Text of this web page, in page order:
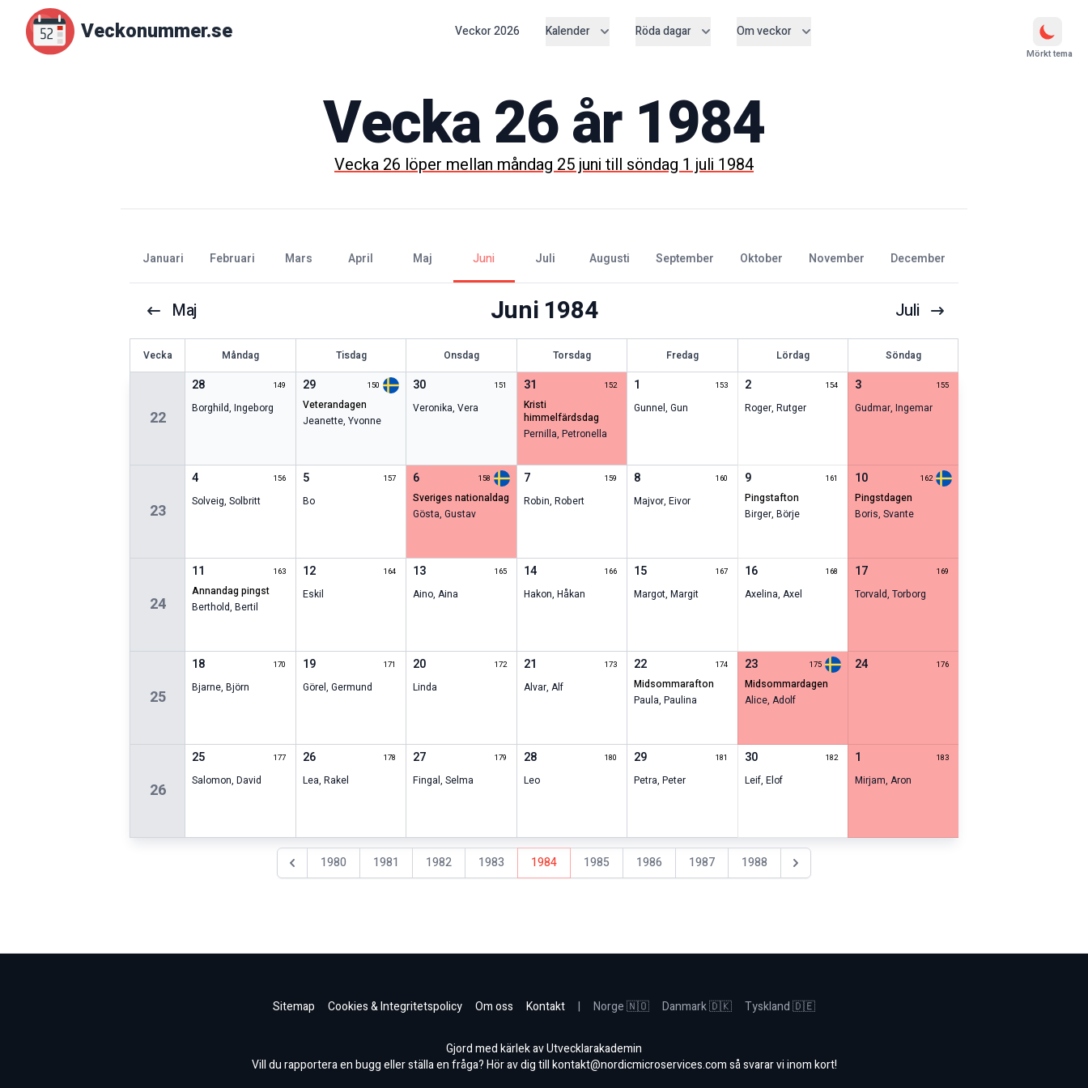
Veckonummer.se Veckor2026 Kalender Röda dagar Om veckor
Mörkt tema
Vecka26år 1984
Vecka26löper mellanmåndag 25 junitillsöndag 1 juli 1984
januari februari mars april maj juni juli augusti september oktober november december
Maj Juni 1984 Juli
Vecka Måndag Tisdag Onsdag Torsdag Fredag Lördag Söndag
22
28 149
Borghild,Ingeborg
29 150
veterandagen
Jeanette, Yvonne
30 151
Veronika,Vera
31 152
kristi
himmelfärdsdag
Pernilla, Petronella
1 153
Gunnel,Gun
2 154
Roger, Rutger
3 155
Gudmar,Ingemar
23
4 156
Solveig,Solbritt
5 157
Bo
6 158
sveriges nationaldag
Gösta,Gustav
7 159
Robin, Robert
8 160
Majvor,Eivor
9 161
pingstafton
Birger, Börje
10 162
pingstdagen
Boris,Svante
24
11 163
annandag pingst
Berthold,Bertil
12 164
Eskil
13 165
Aino,Aina
14 166
Hakon, Håkan
15 167
Margot,Margit
16 168
Axelina, Axel
17 169
Torvald,Torborg
25
18 170
Bjarne,Björn
19 171
Görel, Germund
20 172
Linda
21 173
Alvar, Alf
22 174
midsommarafton
Paula,Paulina
23 175
midsommardagen
Alice, Adolf
24 176
26
25 177
Salomon,David
26 178
Lea, Rakel
27 179
Fingal,Selma
28 180
Leo
29 181
Petra,Peter
30 182
Leif, Elof
1 183
Mirjam,Aron
Föregående år
1980 1981 1982 1983 1984 1985 1986 1987 1988 Nästa år
Sitemap Cookies & Integritetspolicy Om oss Kontakt | Norge 🇳🇴 Danmark 🇩🇰 Tyskland 🇩🇪
Gjord med kärlek av Utvecklarakademin
Vill du rapportera en bugg eller ställa en fråga? Hör av dig tillkontakt@nordicmicroservices.comså svarar vi inom kort!